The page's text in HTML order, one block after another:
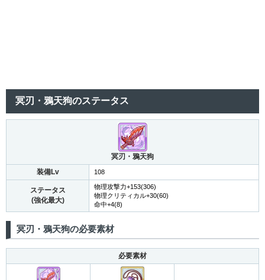
冥刃・鴉天狗のステータス
冥刃・鴉天狗
装備Lv
108
ステータス
(強化最大)
物理攻撃力+153(306)
物理クリティカル+30(60)
命中+4(8)
冥刃・鴉天狗の必要素材
必要素材